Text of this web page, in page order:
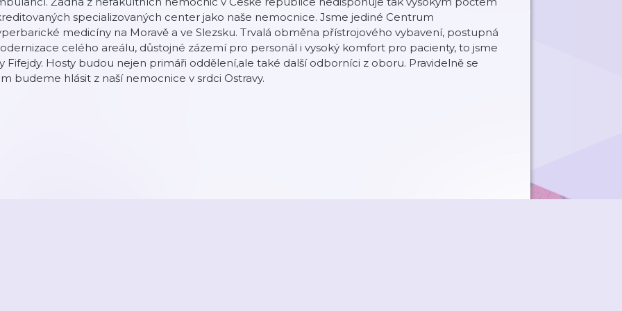
specializovaných center jako naše nemocnice. Jsme jediné Centrum
medicíny na Moravě a ve Slezsku. Trvalá obměna přístrojového vybavení, postupná
celého areálu, důstojné zázemí pro personál i vysoký komfort pro pacienty, to jsme
Fifejdy. Hosty budou nejen primáři oddělení,ale také další odborníci z oboru. Pravidelně se
budeme hlásit z naší nemocnice v srdci Ostravy.